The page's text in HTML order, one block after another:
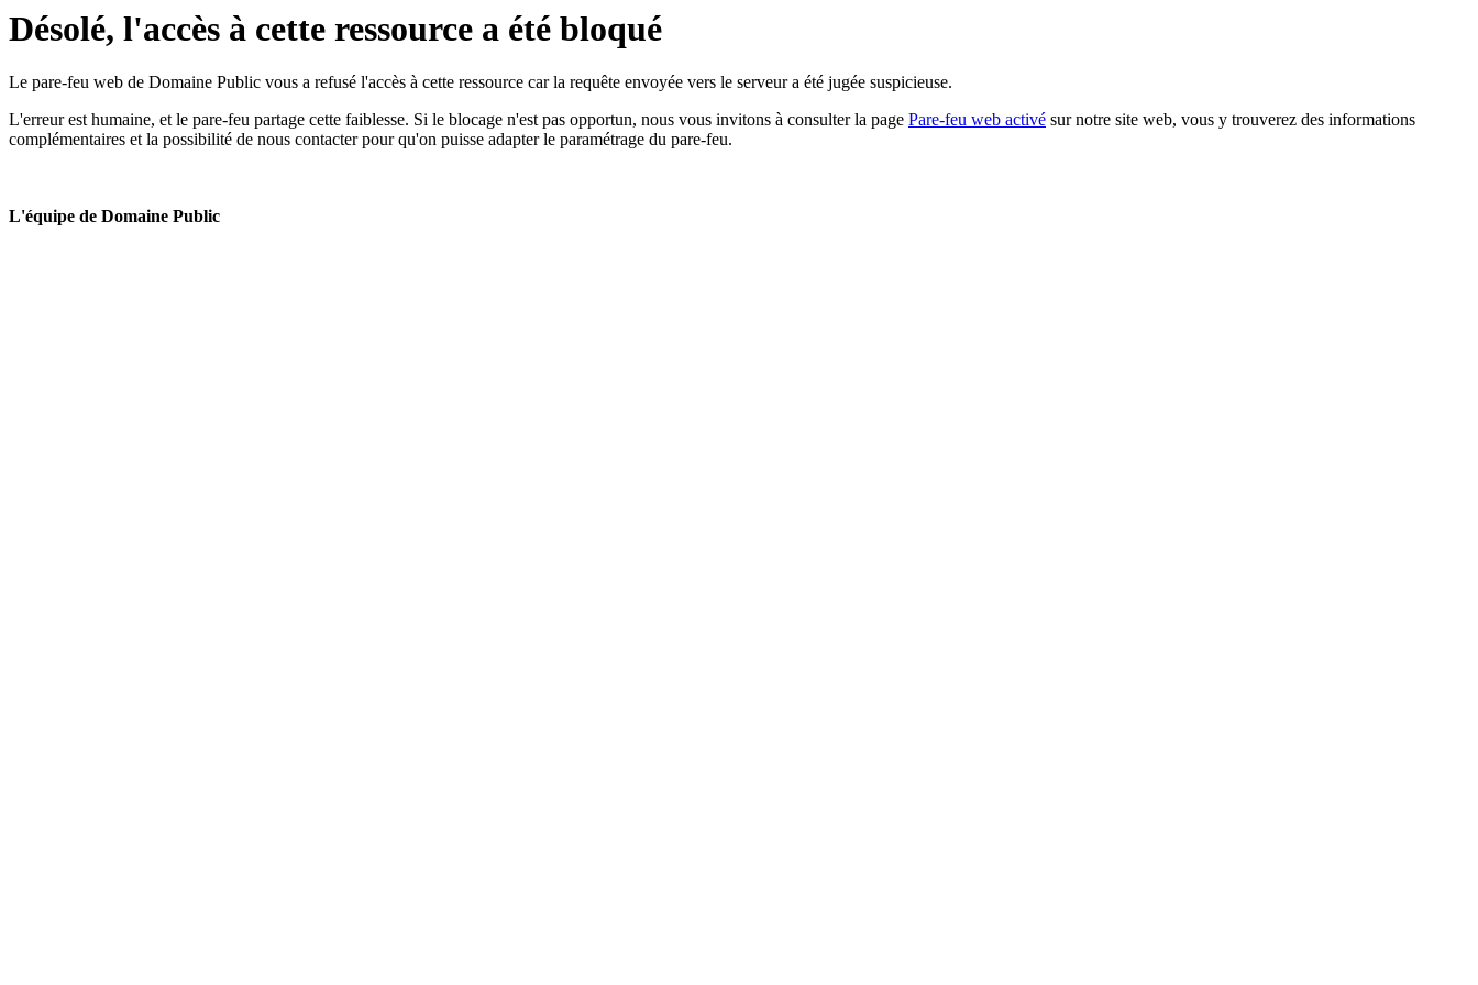
Désolé, l'accès à cette ressource a été bloqué
Le pare-feu web de Domaine Public vous a refusé l'accès à cette ressource car la requête envoyée vers le serveur a été jugée suspicieuse.
L'erreur est humaine, et le pare-feu partage cette faiblesse. Si le blocage n'est pas opportun, nous vous invitons à consulter la page Pare-feu web activé sur notre site web, vous y trouverez des informations
complémentaires et la possibilité de nous contacter pour qu'on puisse adapter le paramétrage du pare-feu.
L'équipe de Domaine Public